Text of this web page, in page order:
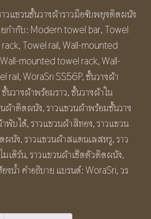
วแขวนชั้นวางผ้าราวมือจับพยุงติดผนัง
กำกับ: Modern towel bar, Towel
, Towel rail,Wall-mounted
Wall-mounted towel rack,Wall-
rail,WoraSri SS56P,ชั้นวางผ้า
ชั้นวางผ้าพร้อมราว,ชั้นวางผ้าใน
ผ้าติดผนัง,ราวแขวนผ้าพร้อมชั้นวาง
าพับได้,ราวแขวนผ้าสีทอง,ราวแขวน
ผนัง,ราวแขวนผ้าสแตนเลสหรู,ราว
มเดิร์น,ราวแขวนผ้าเช็ดตัวติดผนัง,
งน้ำ คำอธิบาย แบรนด์:WoraSri,วร